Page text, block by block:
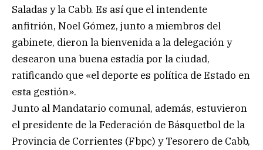
Saladas y la Cabb. Es así que el intendente
anfitrión, Noel Gómez, junto a miembros del
gabinete, dieron la bienvenida a la delegación y
desearon una buena estadía por la ciudad,
ratificando que «el deporte es política de Estado en
esta gestión».
Junto al Mandatario comunal, además, estuvieron
el presidente de la Federación de Básquetbol de la
Provincia de Corrientes (Fbpc) y Tesorero de Cabb,